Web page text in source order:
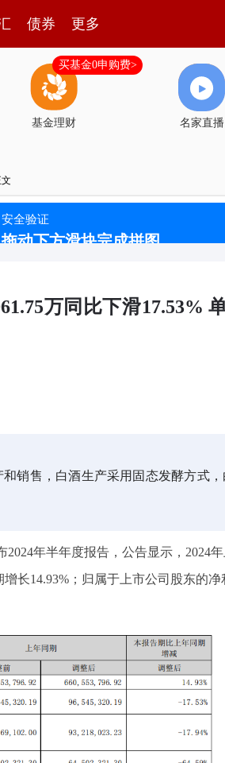
债券 更多
基金理财
买基金0申购费>
名家直播
万同比下滑17.53%
销售，白酒生产采用固态发酵方式，
2024年半年度报告，公告显示，2024年
增长14.93%；归属于上市公司股东的净